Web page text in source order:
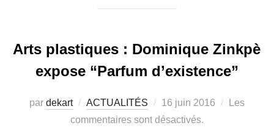
Arts plastiques : Dominique Zinkpè
expose “Parfum d’existence”
par dekart ACTUALITÉS 16 juin 2016
Les
commentaires sont désactivés.